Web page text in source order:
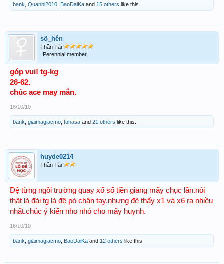
bank Quanhi2010 BaoDaiKa and 15 others like this.
số_hên
Thần Tài
Perennial member
góp vui! tg-kg
26-62.
chúc ace may mắn.
16/10/10
bank giaimagiacmo tuhasa and 21 others like this.
huyde0214
Thần Tài
Đệ từng ngồi trường quay xổ số tiền giang mấy chục lần.nói
thật là đài tg là đệ pó chân tay.nhưng đệ thấy x1 và x6 ra nhiều
nhất.chúc ý kiến nho nhỏ cho mấy huynh.
16/10/10
bank giaimagiacmo BaoDaiKa and 12 others like this.